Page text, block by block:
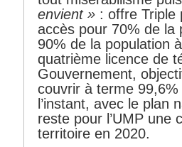
envient »: offre Triple
accès pour 70% de la
90% de la population
quatrième licence de
Gouvernement,
couvrir à terme
l’instant, avec le plan
reste pour l’UMP une
territoire en 2020.